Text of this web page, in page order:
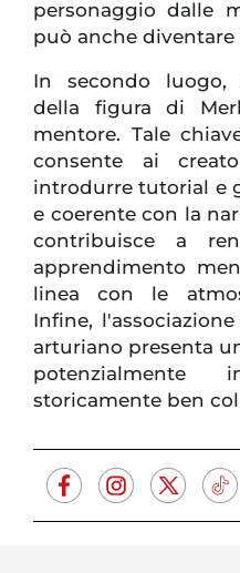
personaggio dalle
può anche
In secondo luogo,
della figura di
mentore. Tale
consente ai
introdurre tutorial e
e coerente con la
contribuisce a
apprendimento
linea con le
Infine,
arturiano presenta
storicamente ben